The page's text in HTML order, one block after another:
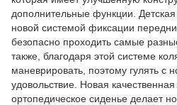
дополнительные функции.
новой системой фиксации
безопасно проходить самые
также, благодаря этой системе
маневрировать, поэтому гулять с
удовольствие. Новая
ортопедическое сиденье делает